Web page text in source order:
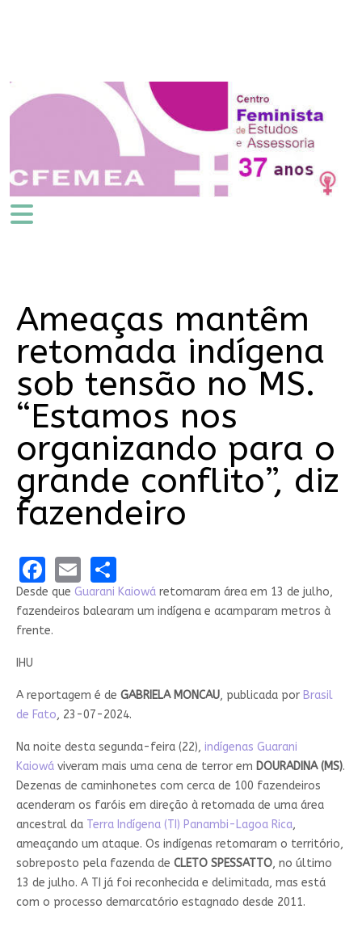
Ameaças mantêm
retomada indígena
sob tensão no MS.
“Estamos nos
organizando para o
grande conflito”, diz
fazendeiro
Facebook
EmailShare
Desde que Guarani Kaiowáretomaram área em 13 de julho,
fazendeiros balearam um indígena e acamparam metros à
frente.
IHU
A reportagem é de GABRIELA MONCAU, publicada por Brasil
de Fato, 23-07-2024.
Na noite desta segunda-feira (22), indígenas Guarani
Kaiowáviveram mais uma cena de terror em DOURADINA (MS).
Dezenas de caminhonetes com cerca de 100 fazendeiros
acenderam os faróis em direção à retomada de uma área
ancestral da Terra Indígena (TI) Panambi-Lagoa Rica,
ameaçando um ataque. Os indígenas retomaram o território,
sobreposto pela fazenda de CLETO SPESSATTO, no último
13 de julho. A TI já foi reconhecida e delimitada, mas está
com o processo demarcatório estagnado desde 2011.